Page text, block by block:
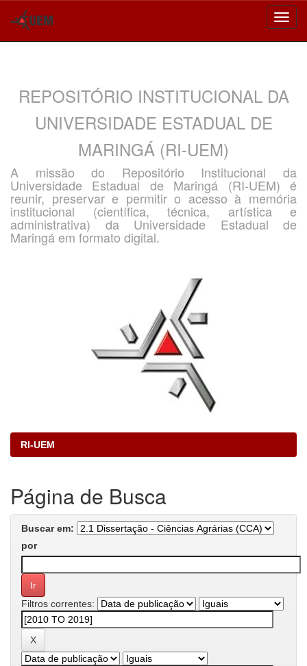
REPOSITÓRIO INSTITUCIONAL DA
UNIVERSIDADE ESTADUAL DE
MARINGÁ (RI-UEM)
A missão do Repositório Institucional da
Universidade Estadual de Maringá (RI-UEM) é
reunir, preservar e permitir o acesso à memória
institucional (científica, técnica, artística e
administrativa) da Universidade Estadual de
Maringá em formato digital.
RI-UEM
Página de Busca
Buscar em:
por
Filtros correntes: